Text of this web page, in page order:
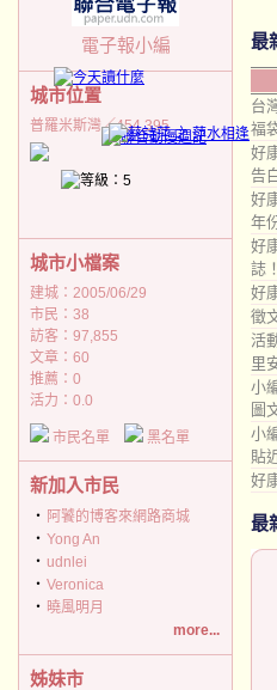
電子報小編
城市位置
普羅米斯灣／454,395
城市小檔案
建城：2005/06/29
市民：38
訪客：97,855
文章：60
推薦： 0
活力：0.0
市民名單 黑名單
新加入市民
‧ 阿饕的博客來網路商城
‧ Yong An
‧ udnlei
‧ Veronica
‧ 曉風明月
more...
姊妹市
最
台
福
好
告
好
年
好
誌！
好
徵
活
里
小
圖
小
貼
好
最